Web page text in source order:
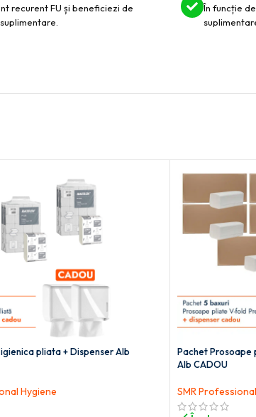
recurent FU și beneficiezi de
În funcție
pliata + Dispenser Alb
Hygiene
Pachet Prosoape
Alb CADOU
SMR